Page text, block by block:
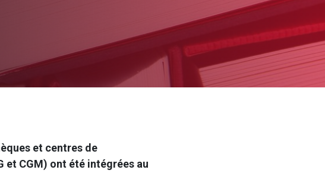
et centres de
et CGM) ont été intégrées au